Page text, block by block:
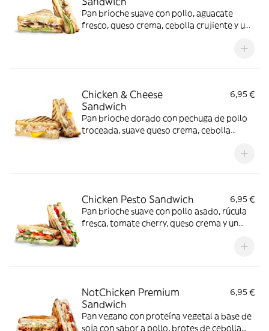
Pan brioche suave con pollo, aguacate
fresco, queso crema, cebolla crujiente y un
Chicken & Cheese
Sandwich
6,95 €
Pan brioche dorado con pechuga de pollo
troceada, suave queso crema, cebolla
Chicken Pesto Sandwich
6,95 €
Pan brioche suave con pollo asado, rúcula
fresca, tomate cherry, queso crema y un
NotChicken Premium
Sandwich
6,95 €
Pan vegano con proteína vegetal a base de
soja con sabor a pollo, brotes de cebolla